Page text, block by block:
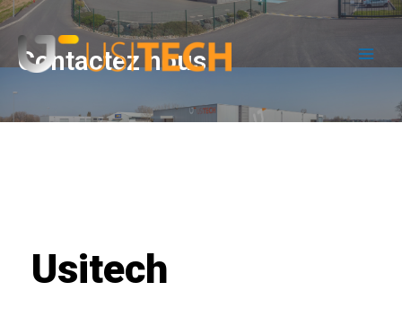
Contactez nous
Usitech